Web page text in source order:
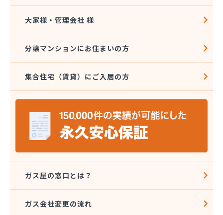
小谷産業株式会社
小谷産業株式会社 宮津充填所
小谷商店
松川油業
上京物産有限会社
上原成商事株式会社 US国道伏見エコ・ステーシ
ョン
上原成商事株式会社 京都油槽所
上原成商事株式会社 国道伏見SS
上原成商事株式会社 市役所前SS
上原成商事株式会社 中央市場前SS
上原成商事株式会社 京都工場
全農京都LPガス福知山直売所
大家様・管理会社 様
分譲マンションにお住まいの方
集合住宅（賃貸）にご入居の方
ガス屋の窓口とは？
ガス会社変更の流れ